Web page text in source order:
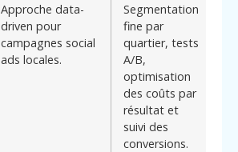
Approche data-
driven pour
campagnes social
ads locales.
Segmentation
fine par
quartier, tests
A/B,
optimisation
des coûts par
résultat et
suivi des
conversions.